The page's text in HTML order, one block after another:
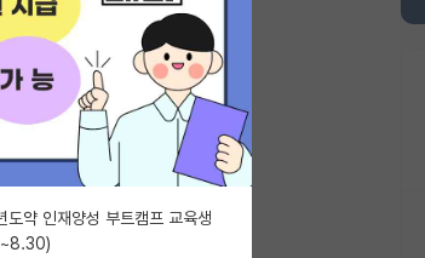
약 인재양성 부트캠프 교육생
~8.30)